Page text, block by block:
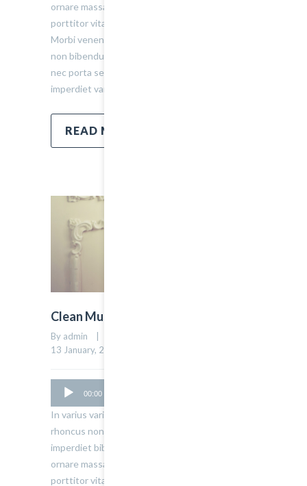
ornare massa enim at lorem. Etiam risus diam,
porttitor vitae ultrices quis. Dapibus id dolor.
Morbi venenatis lacinia rhoncus. Pellentesque
non bibendum tellus, vitae semper sem. Morbi
nec porta sem, eget egestas leo. Donec
imperdiet varius urna…
READ MORE
Clean Music Post
By admin    |    Uncategorized    |
13 January, 2015    |
00:00
In varius varius justo, eget ultrices mauris
rhoncus non. Morbi tristique, mauris eu
imperdiet bibendum, velit diam iaculis velit, in
ornare massa enim at lorem. Etiam risus diam,
porttitor vitae ultrices quis. Dapibus id dolor.